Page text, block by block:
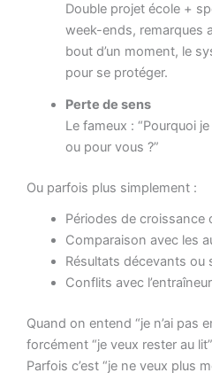
Double projet école +
week-ends, remarques
bout d’un moment, le
pour se protéger.
Perte de sens
Le fameux : “Pourquoi
ou pour vous ?”
Ou parfois plus simplement :
Périodes de croissance
Comparaison avec les
Résultats décevants ou
Conflits avec
Quand on entend “je n’ai pas
forcément “je veux rester au
Parfois c’est “je ne veux plus